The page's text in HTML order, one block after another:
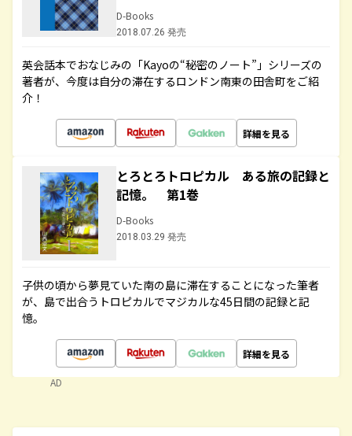
D-Books
2018.07.26 発売
英会話本でおなじみの「Kayoの“秘密のノート”」シリーズの
著者が、今度は自分の滞在するロンドン南東の田舎町をご紹
介！
詳細を見る
とろとろトロピカル ある旅の記録と
記憶。 第1巻
D-Books
2018.03.29 発売
子供の頃から夢見ていた南の島に滞在することになった筆者
が、島で出合うトロピカルでマジカルな45日間の記録と記
憶。
詳細を見る
AD